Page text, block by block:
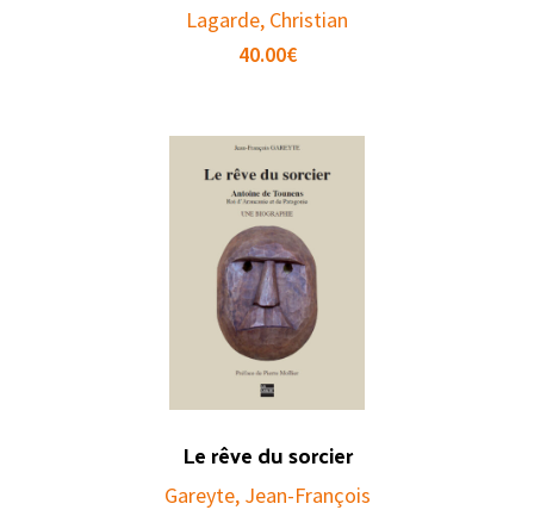
Lagarde, Christian
40.00€
Le rêve du sorcier
Gareyte, Jean-François